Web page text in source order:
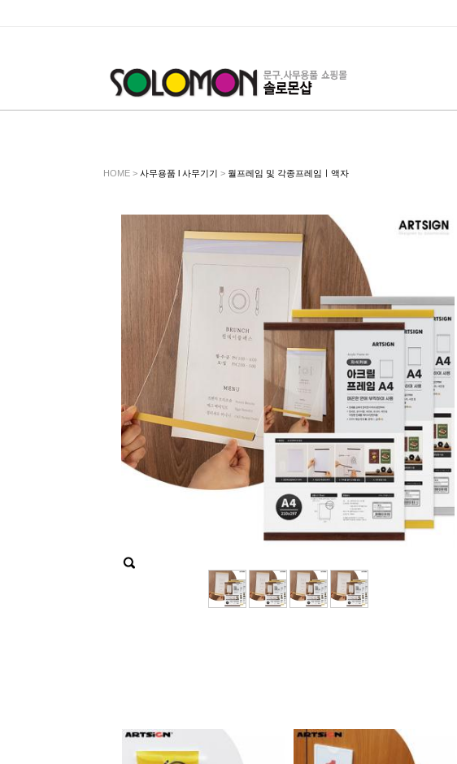
HOME > 사무용품 l 사무기기 > 월프레임 및 각종프레임ㅣ액자